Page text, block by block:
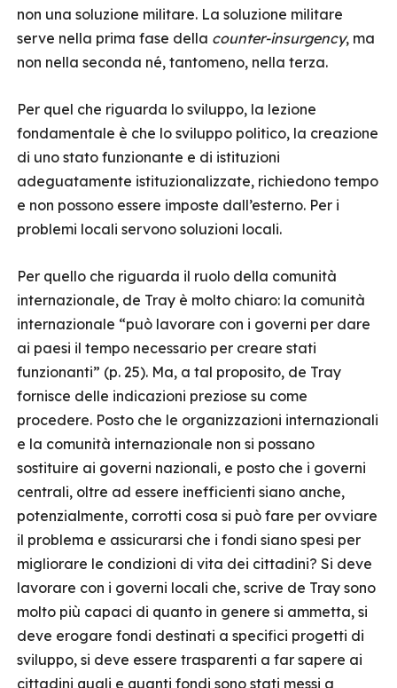
non una soluzione militare. La soluzione militare
serve nella prima fase della counter-insurgency, ma
non nella seconda né, tantomeno, nella terza.
Per quel che riguarda lo sviluppo, la lezione
fondamentale è che lo sviluppo politico, la creazione
di uno stato funzionante e di istituzioni
adeguatamente istituzionalizzate, richiedono tempo
e non possono essere imposte dall’esterno. Per i
problemi locali servono soluzioni locali.
Per quello che riguarda il ruolo della comunità
internazionale, de Tray è molto chiaro: la comunità
internazionale “può lavorare con i governi per dare
ai paesi il tempo necessario per creare stati
funzionanti” (p. 25). Ma, a tal proposito, de Tray
fornisce delle indicazioni preziose su come
procedere. Posto che le organizzazioni internazionali
e la comunità internazionale non si possano
sostituire ai governi nazionali, e posto che i governi
centrali, oltre ad essere inefficienti siano anche,
potenzialmente, corrotti cosa si può fare per ovviare
il problema e assicurarsi che i fondi siano spesi per
migliorare le condizioni di vita dei cittadini? Si deve
lavorare con i governi locali che, scrive de Tray sono
molto più capaci di quanto in genere si ammetta, si
deve erogare fondi destinati a specifici progetti di
sviluppo, si deve essere trasparenti a far sapere ai
cittadini quali e quanti fondi sono stati messi a